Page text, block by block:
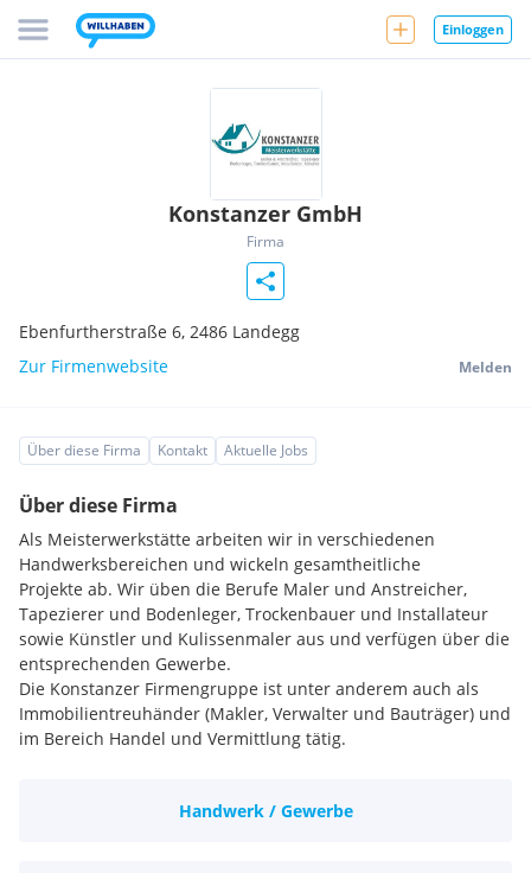
Einloggen
Konstanzer GmbH
Firma
Ebenfurtherstraße 6, 2486 Landegg
Zur Firmenwebsite
Melden
Über diese Firma Kontakt Aktuelle Jobs
Über diese Firma
Als Meisterwerkstätte arbeiten wir in verschiedenen
Handwerksbereichen und wickeln gesamtheitliche
Projekte ab. Wir üben die Berufe Maler und Anstreicher,
Tapezierer und Bodenleger, Trockenbauer und Installateur
sowie Künstler und Kulissenmaler aus und verfügen über die
entsprechenden Gewerbe.
Die Konstanzer Firmengruppe ist unter anderem auch als
Immobilientreuhänder (Makler, Verwalter und Bauträger) und
im Bereich Handel und Vermittlung tätig.
Unternehmensbereiche.Handwerk / Gewerbe